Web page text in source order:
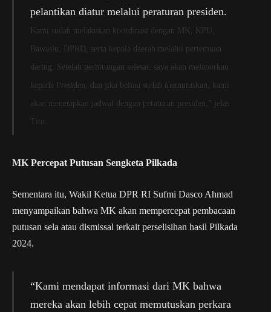
pelantikan diatur melalui peraturan presiden.
Kami sudah melakukan koordinasi dengan MK, KPU,
Bawaslu, DPRD, serta kepala daerah melalui pertemuan
daring. Setelah perhitungan selesai, saya akan melaporkan
kepada Presiden, dan jika beliau sudah memutuskan, kami
akan menetapkan jadwal dengan peraturan presiden,” jelas
Tito.
MK Percepat Putusan Sengketa Pilkada
Sementara itu, Wakil Ketua DPR RI Sufmi Dasco Ahmad
menyampaikan bahwa MK akan mempercepat pembacaan
putusan sela atau dismissal terkait perselisihan hasil Pilkada
2024.
“Kami mendapat informasi dari MK bahwa
mereka akan lebih cepat memutuskan perkara